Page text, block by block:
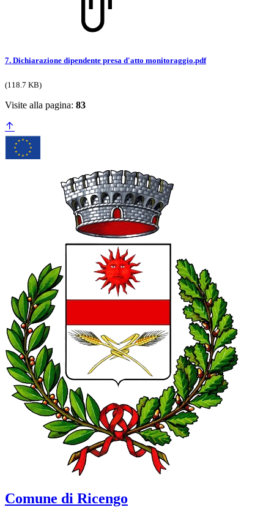
7. Dichiarazione dipendente presa d'atto monitoraggio.pdf
(118.7 KB)
Visite alla pagina: 83
Comune di Ricengo